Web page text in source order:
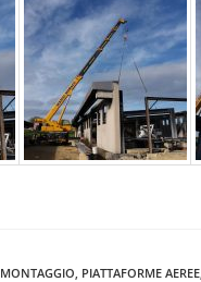
MONTAGGIO PIATTAFORME AEREE